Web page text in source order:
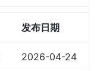
发布日期
2026-04-24